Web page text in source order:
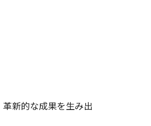
新的な成果を生み出